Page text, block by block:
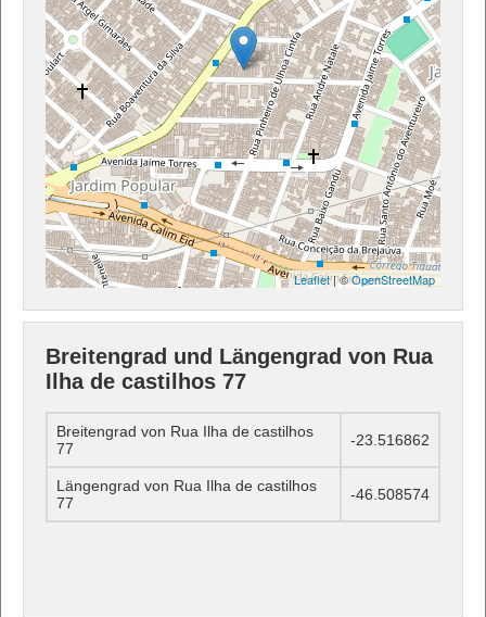
Leaflet| ©OpenStreetMap
Breitengrad und Längengrad von Rua
Ilha de castilhos 77
Breitengrad von Rua Ilha de castilhos
77
-23.516862
Längengrad von Rua Ilha de castilhos
77
-46.508574